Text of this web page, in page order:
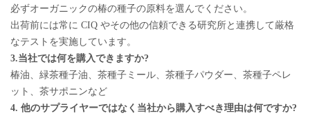
必ずオーガニックの椿の種子の原料を選んでください。
出荷前には常に CIQ やその他の信頼できる研究所と連携して厳格
なテストを実施しています。
3.当社では何を購入できますか?
椿油、緑茶種子油、茶種子ミール、茶種子パウダー、茶種子ペレ
ット、茶サポニンなど
4. 他のサプライヤーではなく当社から購入すべき理由は何ですか?